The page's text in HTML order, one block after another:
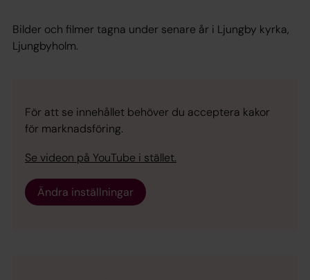
Bilder och filmer tagna under senare år i Ljungby kyrka,
Ljungbyholm.
För att se innehållet behöver du acceptera kakor
för marknadsföring.
Se videon på YouTube i stället.
Ändra inställningar